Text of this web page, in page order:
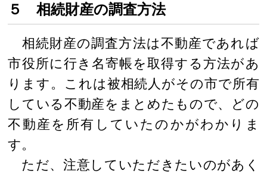
５ 相続財産の調査方法
相続財産の調査方法は不動産であれば
市役所に行き名寄帳を取得する方法があ
ります。これは被相続人がその市で所有
している不動産をまとめたもので、どの
不動産を所有していたのかがわかりま
す。
ただ、注意していただきたいのがあく